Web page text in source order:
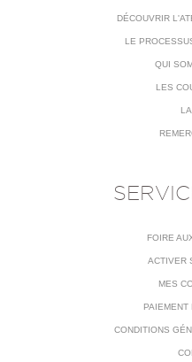
DÉCOUVRIR
LE
QUI
LES
FOIRE
ACTIVER
MES
PAIEMENT
CONDITIONS